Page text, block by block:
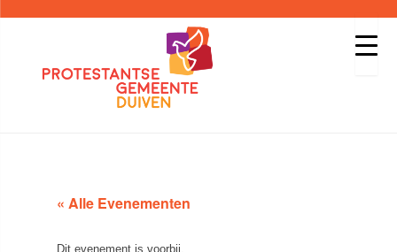
« Alle Evenementen
Dit evenement is voorbij.